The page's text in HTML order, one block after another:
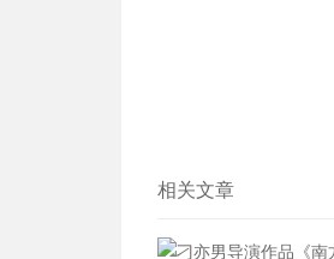
相关文章